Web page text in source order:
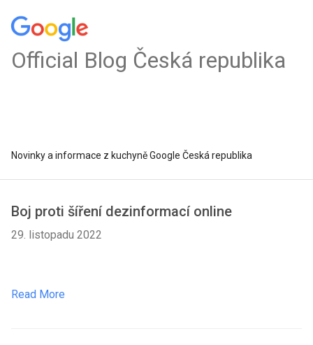
Official Blog Česká republika
Novinky a informace z kuchyně Google Česká republika
Boj proti šíření dezinformací online
29. listopadu 2022
Read More